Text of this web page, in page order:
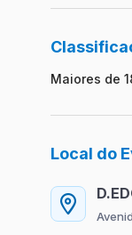
Maiores de
Local do